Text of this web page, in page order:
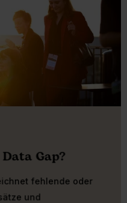
Gap?
fehlende oder
und